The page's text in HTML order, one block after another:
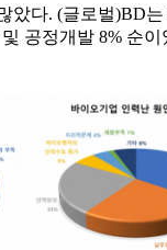
았다. (글로벌
공정개발 8%